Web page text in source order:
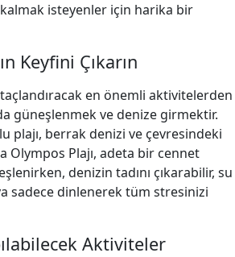
isteyenler için harika bir
Keyfini Çıkarın
taçlandıracak en önemli aktivitelerden
güneşlenmek ve denize girmektir.
plajı, berrak denizi ve çevresindeki
Olympos Plajı, adeta bir cennet
denizin tadını çıkarabilir, su
sadece dinlenerek tüm stresinizi
Aktiviteler